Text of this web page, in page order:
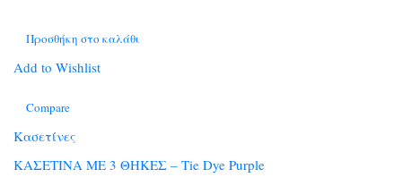
Προσθήκη στο καλάθι
Add to Wishlist
Compare
Κασετίνες
ΚΑΣΕΤΙΝΑ ΜΕ 3 ΘΗΚΕΣ – Tie Dye Purple